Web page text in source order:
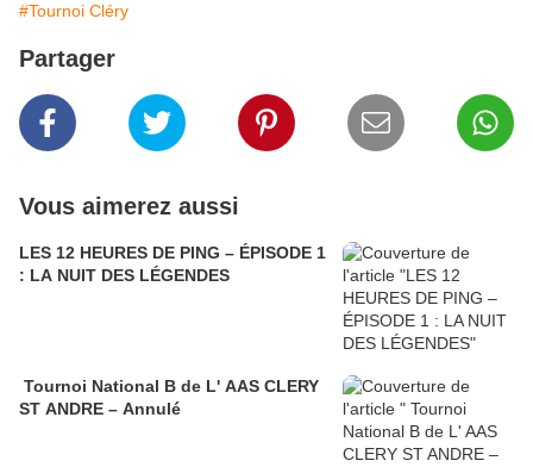
#Tournoi Cléry
Partager
Vous aimerez aussi
LES 12 HEURES DE PING – ÉPISODE 1
: LA NUIT DES LÉGENDES
Tournoi National B de L' AAS CLERY
ST ANDRE – Annulé